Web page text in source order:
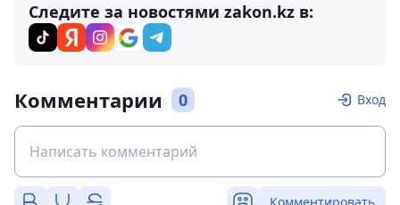
Следите за новостями zakon.kz в:
Комментарии 0 Вход